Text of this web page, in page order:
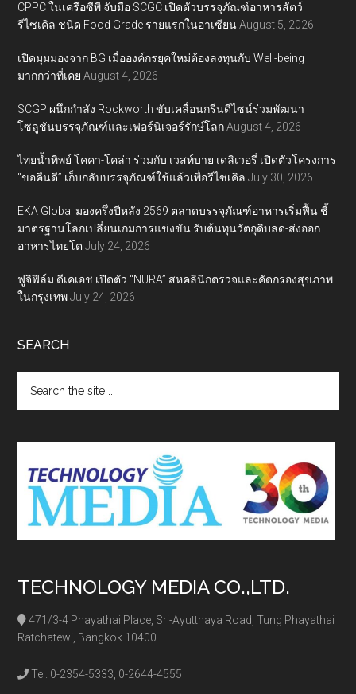
CPPC ในเครือซีพี จับมือ SCGC เปิดตัวบรรจุภัณฑ์อาหารสัตว์
รีไซเคิล ชนิด Food Grade รายแรกในอาเซียน August 5, 2026
เปิดมุมมองจาก BG เมื่อองค์กรยุคใหม่ต้องลงทุนกับ Well-being
มากกว่าที่เคย August 4, 2026
SCGP ผนึกกำลัง Rockworth ขับเคลื่อนกรีนดีไซน์ร่วมพัฒนา
โซลูชันบรรจุภัณฑ์และเฟอร์นิเจอร์รักษ์โลก August 4, 2026
ไทยน้ำทิพย์ โคคา-โคล่า ร่วมกับ เวสท์บาย เดลิเวอรี่ เปิดตัวโครงการ
“ขอคืนดี” เก็บกลับบรรจุภัณฑ์ใช้แล้วเพื่อรีไซเคิล July 30, 2026
EKA Global มองครึ่งปีหลัง 2569 ตลาดบรรจุภัณฑ์อาหารเริ่มฟื้น ชี้
มาตรฐานโลกเปลี่ยนเกมการแข่งขัน รับต้นทุนวัตถุดิบลด-ส่งออก
อาหารไทยโต July 24, 2026
ฟูจิฟิล์ม ดีเคเอช เปิดตัว “NURA” สหคลินิกตรวจและคัดกรองสุขภาพ
ในกรุงเทพ July 24, 2026
SEARCH
the
TECHNOLOGY MEDIA CO.,LTD.
471/3-4 Phayathai Place, Sri-Ayutthaya Road, Tung Phayathai
Ratchatewi, Bangkok 10400
Tel. 0-2354-5333, 0-2644-4555